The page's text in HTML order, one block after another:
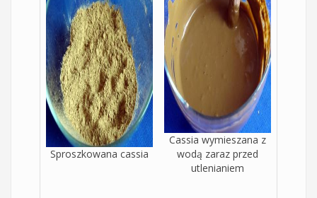
Sproszkowana cassia
Cassia wymieszana z
wodą zaraz przed
utlenianiem